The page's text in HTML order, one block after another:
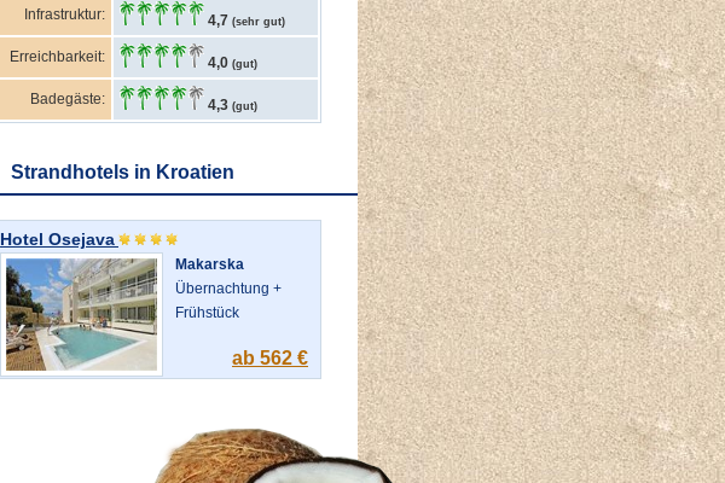
Infrastruktur: 4,7 (sehr gut)
Erreichbarkeit: 4,0 (gut)
Badegäste: 4,3 (gut)
Strandhotels in Kroatien
Hotel Osejava
Makarska
Übernachtung +
Frühstück
ab 562 €